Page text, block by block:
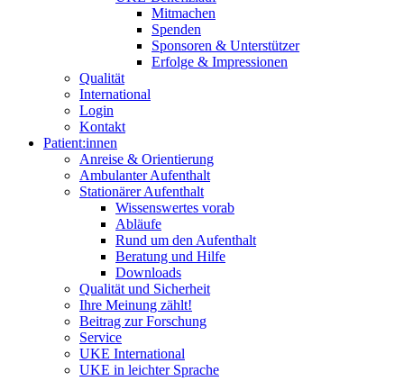
Mitmachen
Spenden
Sponsoren & Unterstützer
Erfolge & Impressionen
Qualität
International
Login
Kontakt
Patient:innen
Anreise & Orientierung
Ambulanter Aufenthalt
Stationärer Aufenthalt
Wissenswertes vorab
Abläufe
Rund um den Aufenthalt
Beratung und Hilfe
Downloads
Qualität und Sicherheit
Ihre Meinung zählt!
Beitrag zur Forschung
Service
UKE International
UKE in leichter Sprache